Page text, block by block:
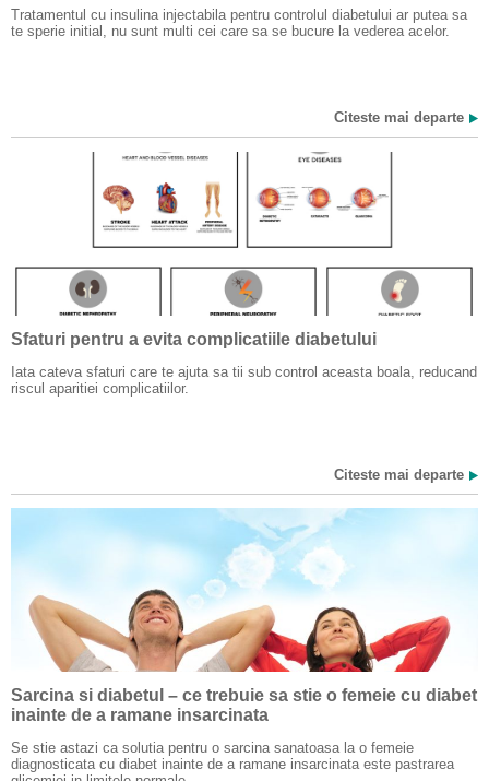
Tratamentul cu insulina injectabila pentru controlul diabetului ar putea sa
te sperie initial, nu sunt multi cei care sa se bucure la vederea acelor.
Citeste mai departe
Sfaturi pentru a evita complicatiile diabetului
Iata cateva sfaturi care te ajuta sa tii sub control aceasta boala, reducand
riscul aparitiei complicatiilor.
Citeste mai departe
Sarcina si diabetul – ce trebuie sa stie o femeie cu diabet
inainte de a ramane insarcinata
Se stie astazi ca solutia pentru o sarcina sanatoasa la o femeie
diagnosticata cu diabet inainte de a ramane insarcinata este pastrarea